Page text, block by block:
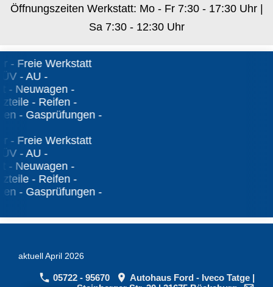
Öffnungszeiten Werkstatt: Mo - Fr 7:30 - 17:30 Uhr |
Sa 7:30 - 12:30 Uhr
- Freie Werkstatt
- AU -
Neuwagen -
- Reifen -
- Gasprüfungen -
- Freie Werkstatt
- AU -
Neuwagen -
- Reifen -
- Gasprüfungen -
aktuell April 2026
05722 - 95670
Autohaus Ford - Iveco Tatge |